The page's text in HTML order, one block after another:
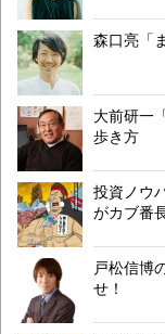
森口亮「
大前研一
歩き方
投資ノウ
がカブ番
戸松信博
せ！